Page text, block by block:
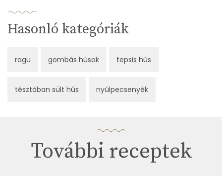
Hasonló kategóriák
ragu gombás húsok tepsis hús
tésztában sült hús nyúlpecsenyék
További receptek